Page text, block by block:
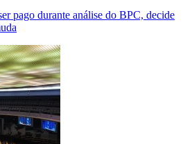
pago durante análise do BPC, decide